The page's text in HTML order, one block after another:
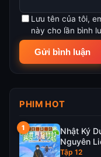
Lưu tên của tôi,
này cho lần bình
PHIM HOT
Nhật Ký
Nguyên
Tập 12